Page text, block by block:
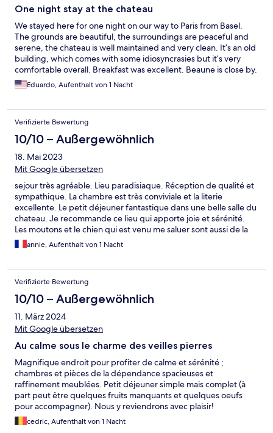
One night stay at the chateau
We stayed here for one night on our way to Paris from Basel.
The grounds are beautiful, the surroundings are peaceful and
serene, the chateau is well maintained and very clean. It’s an old
building, which comes with some idiosyncrasies but it’s very
comfortable overall. Breakfast was excellent. Beaune is close by.
Eduardo, Aufenthalt von 1 Nacht
Verifizierte Bewertung
10/10 – Außergewöhnlich
18. Mai 2023
Mit Google übersetzen
sejour très agréable. Lieu paradisiaque. Réception de qualité et
sympathique. La chambre est très conviviale et la literie
excellente. Le petit déjeuner fantastique dans une belle salle du
chateau. Je recommande ce lieu qui apporte joie et sérénité.
Les moutons et le chien qui est venu me saluer sont aussi de la
partie.annie, Aufenthalt von 1 Nacht
Verifizierte Bewertung
10/10 – Außergewöhnlich
11. März 2024
Mit Google übersetzen
Au calme sous le charme des veilles pierres
Magnifique endroit pour profiter de calme et sérénité ;
chambres et pièces de la dépendance spacieuses et
raffinement meublées. Petit déjeuner simple mais complet (à
part peut être quelques fruits manquants et quelques oeufs
pour accompagner). Nous y reviendrons avec plaisir!
cedric, Aufenthalt von 1 Nacht